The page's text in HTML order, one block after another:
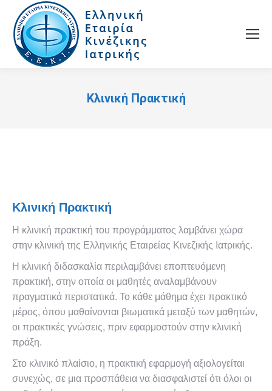
Κλινική Πρακτική
Κλινική Πρακτική
Η κλινική πρακτική του προγράμματος λαμβάνει χώρα
στην κλινική της Ελληνικής Εταιρείας Κινεζικής Ιατρικής.
Η κλινική διδασκαλία περιλαμβάνει εποπτευόμενη
πρακτική, στην οποία οι μαθητές αναλαμβάνουν
πραγματικά περιστατικά. Το κάθε μάθημα έχει πρακτικό
μέρος, όπου μαθαίνονται βιωματικά μεταξύ των μαθητών,
οι πρακτικές γνώσεις, πριν εφαρμοστούν στην κλινική
πράξη.
Στο κλινικό πλαίσιο, η πρακτική εφαρμογή αξιολογείται
συνεχώς, σε μια προσπάθεια να διασφαλιστεί ότι όλοι οι